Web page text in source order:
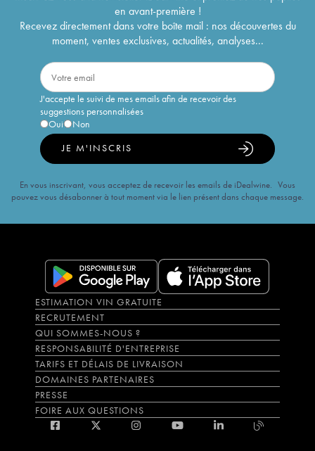
en avant-première !
Recevez directement dans votre boîte mail : nos découvertes du
moment, ventes exclusives, actualités, analyses...
J'accepte le suivi de mes emails afin de recevoir des
suggestions personnalisées
Oui
Non
JE M'INSCRIS
En vous inscrivant, vous acceptez de recevoir les emails de iDealwine. Vous
pouvez vous désabonner à tout moment via le lien présent dans chaque message.
ESTIMATION VIN GRATUITE
RECRUTEMENT
QUI SOMMES-NOUS ?
RESPONSABILITÉ D'ENTREPRISE
TARIFS ET DÉLAIS DE LIVRAISON
DOMAINES PARTENAIRES
PRESSE
FOIRE AUX QUESTIONS